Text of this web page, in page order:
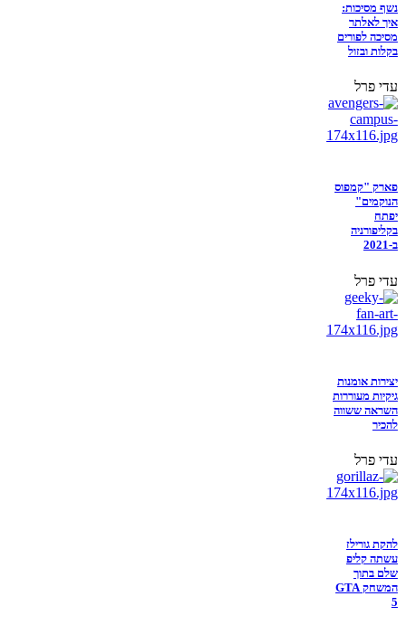
נשף מסיכות:
איך לאלתר
מסיכה לפורים
בקלות ובזול
עדי פרל
פארק "קמפוס
הנוקמים"
יפתח
בקליפורניה
ב-2021
עדי פרל
יצירות אומנות
גיקיות מעוררות
השראה ששווה
להכיר
עדי פרל
להקת גורילז
עשתה קליפ
שלם בתוך
המשחק GTA
5